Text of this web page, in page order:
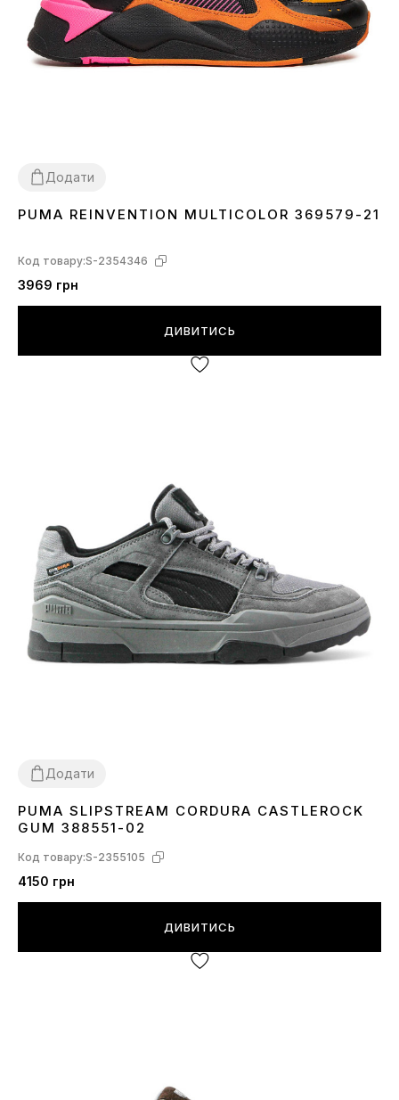
Додати
3642.5 434444.5 45
PUMA REINVENTION MULTICOLOR 369579-21
Код товару:S-2354346
3969 грн
ДИВИТИСЬ
Додати
42434445
PUMA SLIPSTREAM CORDURA CASTLEROCK
GUM 388551-02
Код товару:S-2355105
4150 грн
ДИВИТИСЬ